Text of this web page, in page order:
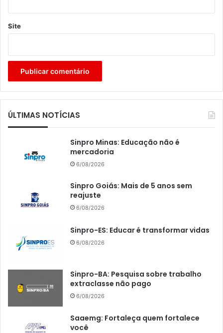
Site
ÚLTIMAS NOTÍCIAS
Sinpro Minas: Educação não é
mercadoria
6/08/2026
Sinpro Goiás: Mais de 5 anos sem
reajuste
6/08/2026
Sinpro-ES: Educar é transformar vidas
6/08/2026
Sinpro-BA: Pesquisa sobre trabalho
extraclasse não pago
6/08/2026
Saaemg: Fortaleça quem fortalece
você